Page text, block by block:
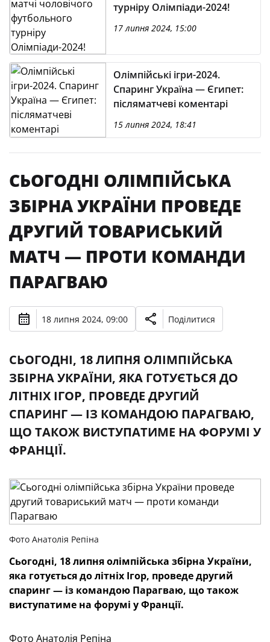
турніру Олімпіади-2024!
17 липня 2024, 15:00
Олімпійські ігри-2024.
Спаринг Україна — Єгипет:
післяматчеві коментарі
15 липня 2024, 18:41
СЬОГОДНІ ОЛІМПІЙСЬКА
ЗБІРНА УКРАЇНИ ПРОВЕДЕ
ДРУГИЙ ТОВАРИСЬКИЙ
МАТЧ — ПРОТИ КОМАНДИ
ПАРАГВАЮ
18 липня 2024, 09:00 Поділитися
СЬОГОДНІ, 18 ЛИПНЯ ОЛІМПІЙСЬКА
ЗБІРНА УКРАЇНИ, ЯКА ГОТУЄТЬСЯ ДО
ЛІТНІХ ІГОР, ПРОВЕДЕ ДРУГИЙ
СПАРИНГ — ІЗ КОМАНДОЮ ПАРАГВАЮ,
ЩО ТАКОЖ ВИСТУПАТИМЕ НА ФОРУМІ У
ФРАНЦІЇ.
Фото Анатолія Репіна
Сьогодні, 18 липня олімпійська збірна України,
яка готується до літніх Ігор, проведе другий
спаринг — із командою Парагваю, що також
виступатиме на форумі у Франції.
Фото Анатолія Репіна